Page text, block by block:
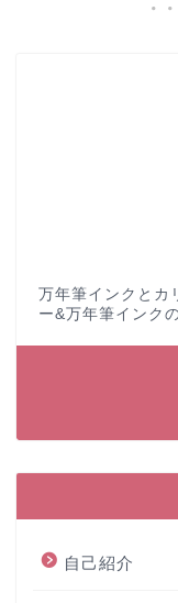
万年筆インクとカ
ー&万年筆インク
自己紹介